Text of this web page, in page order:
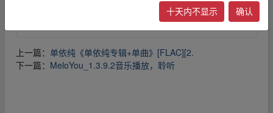
进行投诉，我们将在确认本文链接指向的资源存
在侵权后，立即删除相关介绍帖子！
上一篇： 单依纯《单依纯专辑+单曲》[FLAC][2.
下一篇： MeloYou_1.3.9.2音乐播放，聆听
十天内不显示 确认